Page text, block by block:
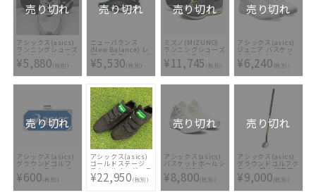
売り切れ
アシックス(asics)
ランニングシューズ
ライトレーサー DS
¥5,880(税別)
売り切れ
ニューバランス
(New Balance) レ
ディースランニング
シューズ DynaSoft
Flash v6
WFLSHBJ6
¥5,530(税別)
売り切れ
ミズノ(MIZUNO)
ランニングシューズ
ウエーブライダー
26 J1GC220304
¥11,745 (税別)
売り切れ
アシックス(asics)
ジュニア バスケッ
トボールシューズ
GEL-IMPROVE 3
GS 1064A018-101
¥6,240(税別)
売り切れ
アシックス(asics)
グラウンドゴルフ
マーカーストッパー
GGG529 42(ブル
ー)
¥600(税別)
アシックス(asics)
ゴールドステージ
スクールオーダース
パイク マジックベ
ルト仕様 ローカッ
¥22,950(税別)
売り切れ
アシックス(asics)
バスケットボールシ
ューズ NOVA
FLOW 1063A028-
103
¥8,800(税別)
売り切れ
アシックス(asics)
グラウンドゴルフク
ラブ 一般右打者専
用 ターゲットショ
ットTC GGG192-06
¥9,000(税別)